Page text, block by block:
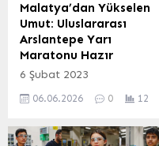
Malatya’dan Yükselen
Umut: Uluslararası
Arslantepe Yarı
Maratonu Hazır
6 Şubat 2023
küllerinden yeniden doğan
Arslantepe Yarı Maratonu
06.06.2026 0 12